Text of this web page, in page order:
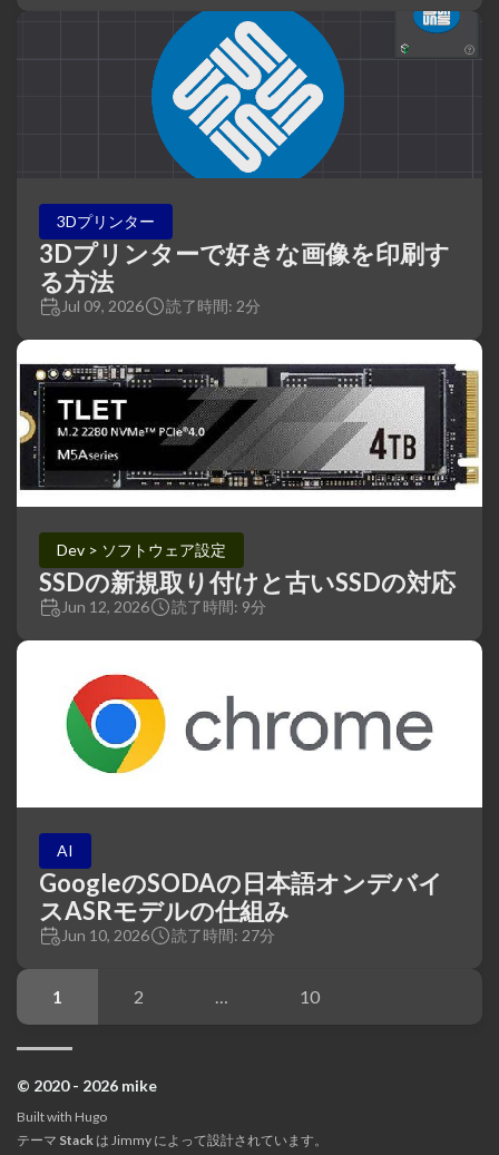
3Dプリンター
3Dプリンターで好きな画像を印刷す
る方法
Jul 09, 2026 読了時間: 2分
Dev > ソフトウェア設定
SSDの新規取り付けと古いSSDの対応
Jun 12, 2026 読了時間: 9分
AI
GoogleのSODAの日本語オンデバイ
スASRモデルの仕組み
Jun 10, 2026 読了時間: 27分
1 2 … 10
© 2020 - 2026 mike
Built with Hugo
テーマ Stack は Jimmy によって設計されています。